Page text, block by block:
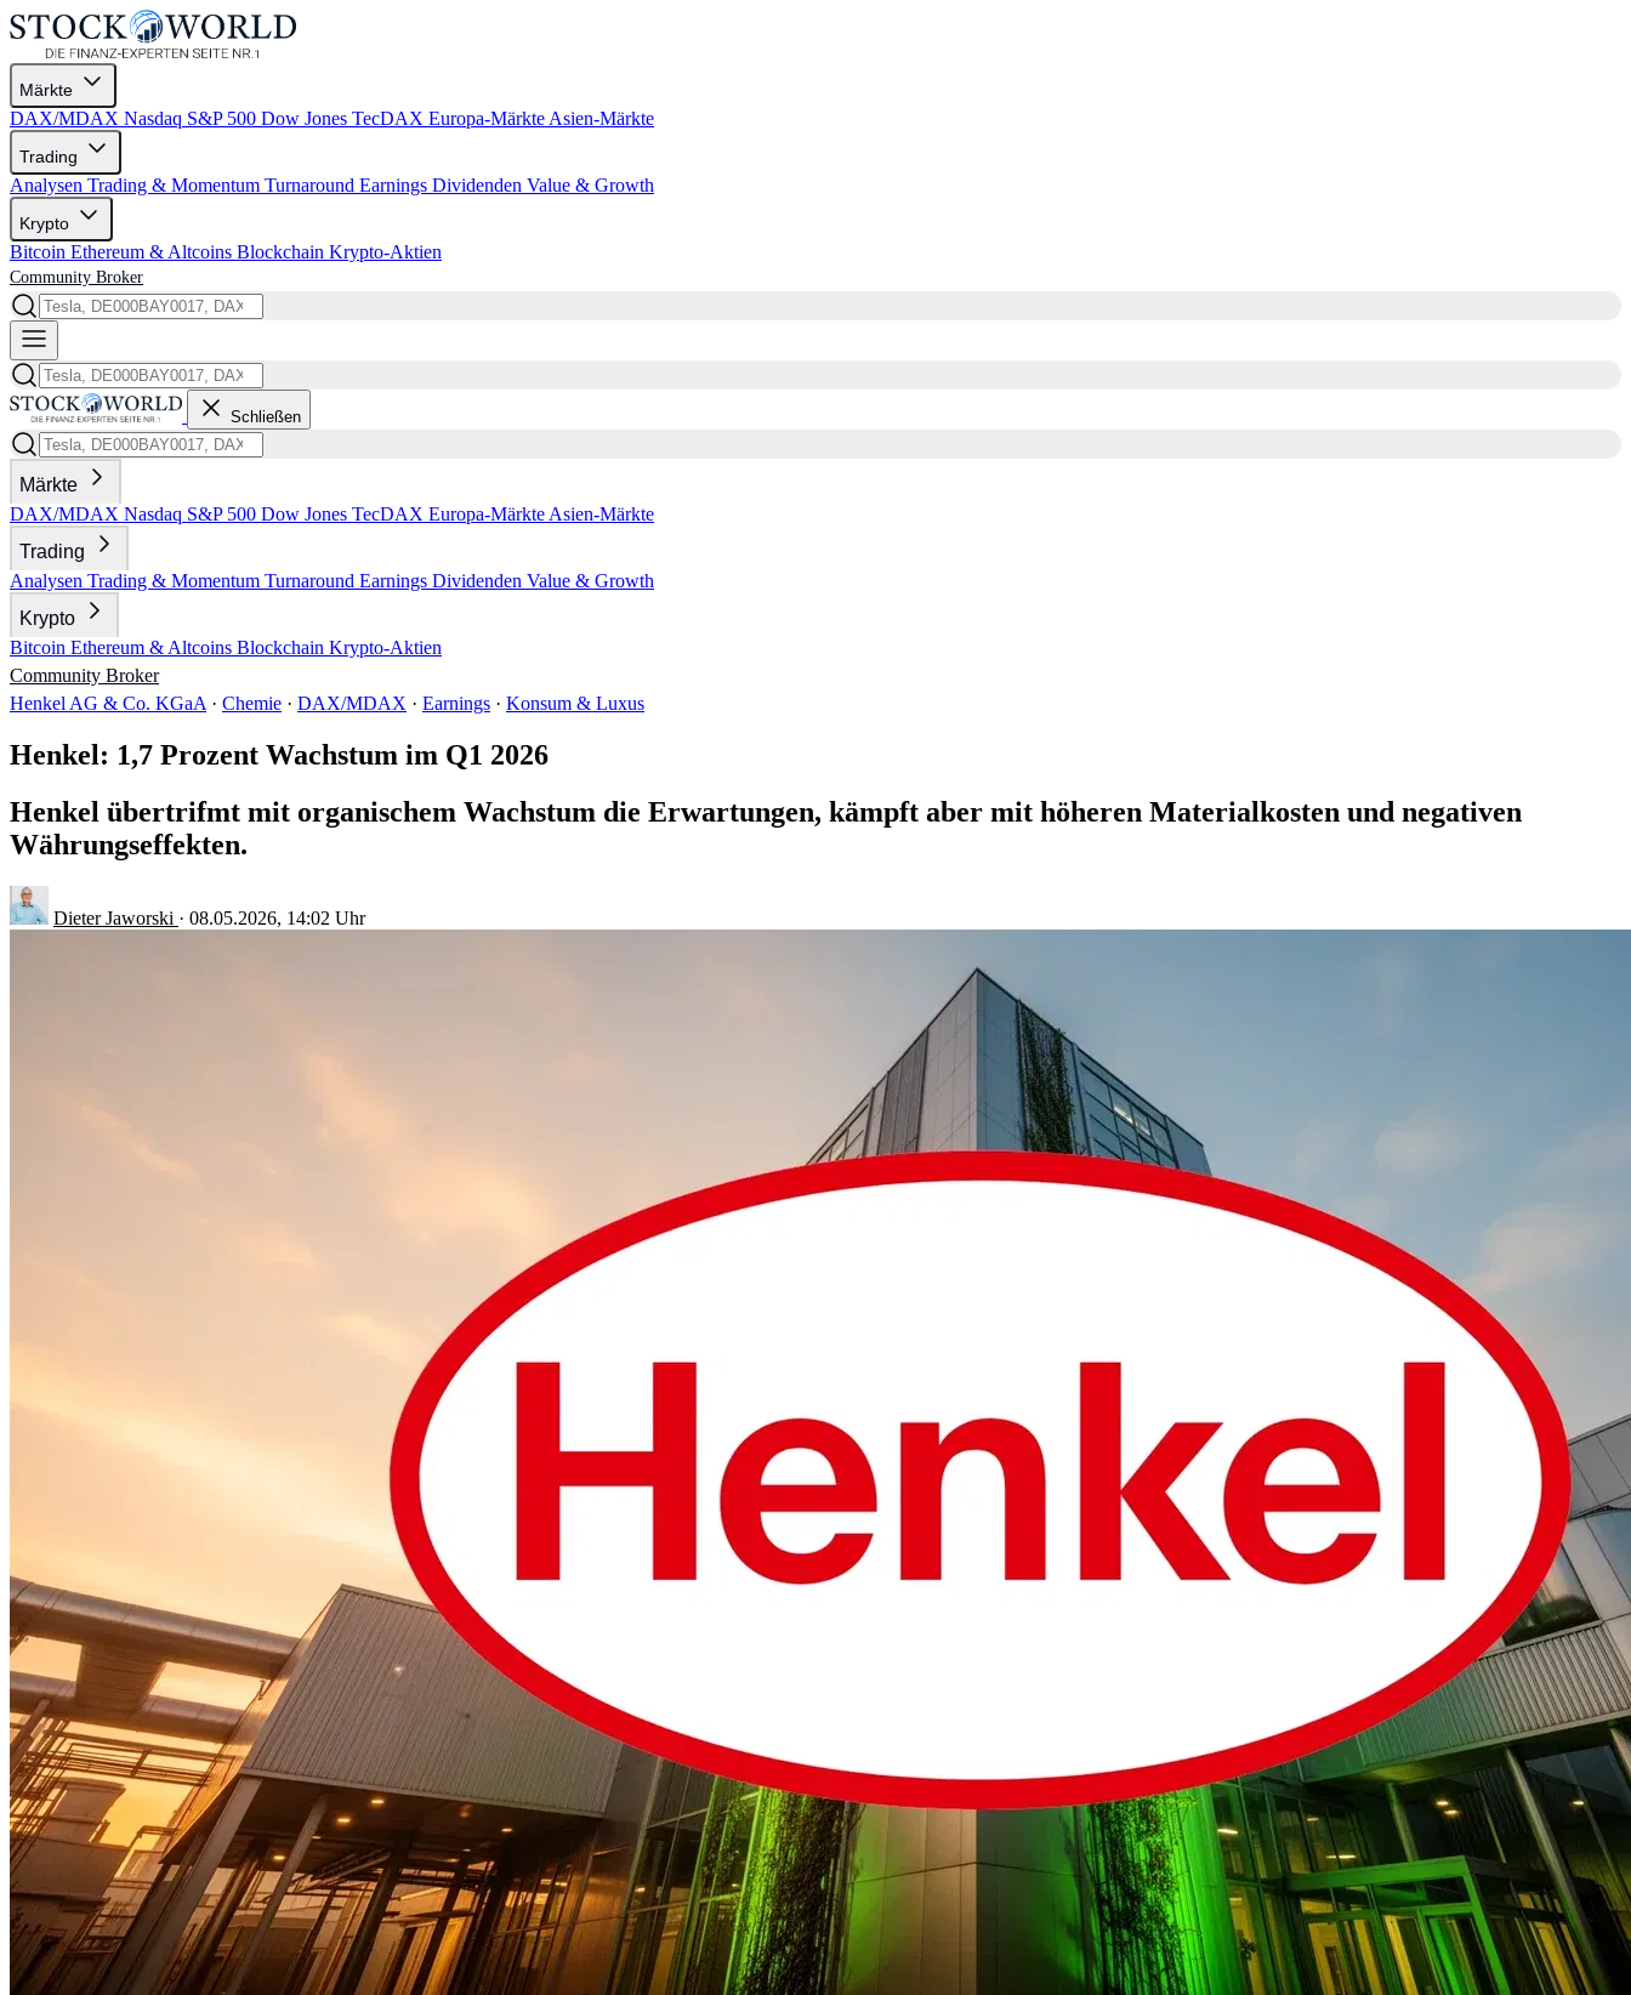
Märkte
DAX/MDAX Nasdaq S&P 500 Dow Jones TecDAX Europa-Märkte Asien-Märkte
Trading
Analysen Trading & Momentum Turnaround Earnings Dividenden Value & Growth
Krypto
Bitcoin Ethereum & Altcoins Blockchain Krypto-Aktien
Community Broker
Schließen
Märkte
DAX/MDAX Nasdaq S&P 500 Dow Jones TecDAX Europa-Märkte Asien-Märkte
Trading
Analysen Trading & Momentum Turnaround Earnings Dividenden Value & Growth
Krypto
Bitcoin Ethereum & Altcoins Blockchain Krypto-Aktien
Community Broker
Henkel AG & Co. KGaA · Chemie · DAX/MDAX · Earnings · Konsum & Luxus
Henkel: 1,7 Prozent Wachstum im Q1 2026
Henkel übertrifmt mit organischem Wachstum die Erwartungen, kämpft aber mit höheren Materialkosten und negativen
Währungseffekten.
Dieter Jaworski · 08.05.2026, 14:02 Uhr